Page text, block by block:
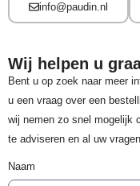
info@paudin.nl
Wij helpen u
Bent u op zoek naar meer
u een vraag over een
wij nemen zo snel mogelijk
te adviseren en al uw
Naam